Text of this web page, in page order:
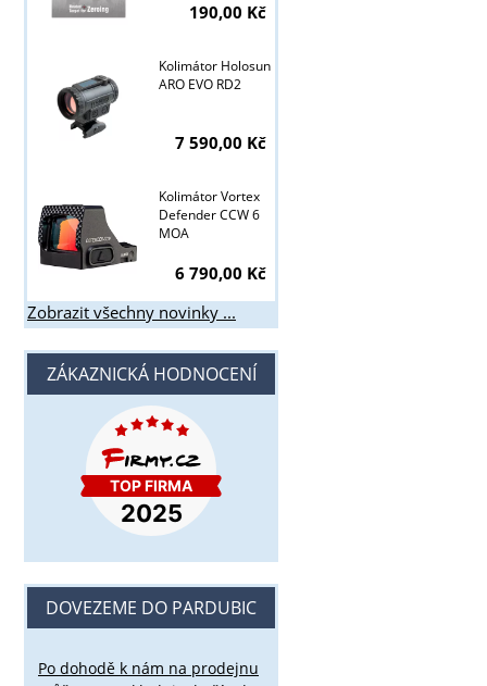
190,00 Kč
Kolimátor Holosun
ARO EVO RD2
7 590,00 Kč
Kolimátor Vortex
Defender CCW 6
MOA
6 790,00 Kč
Zobrazit všechny novinky ...
ZÁKAZNICKÁ HODNOCENÍ
DOVEZEME DO PARDUBIC
Po dohodě k nám na prodejnu